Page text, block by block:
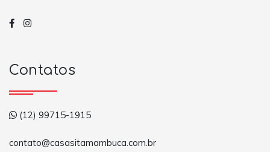
Contatos
(12) 99715-1915
contato@casasitamambuca.com.br